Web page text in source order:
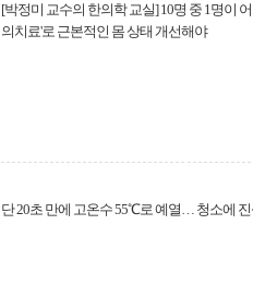
[박정미 교수의 한의학 교실] 10명 중 1명이
의치료'로 근본적인 몸 상태 개선해야
단 20초 만에 고온수 55℃로 예열… 청소에